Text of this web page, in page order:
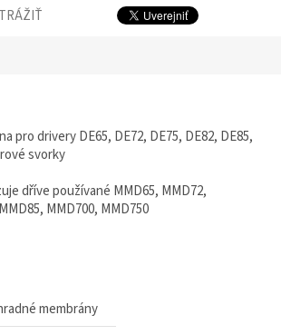
pro drivery DE65, DE72, DE75, DE82, DE85,
svorky
dříve používané MMD65, MMD72,
MMD700, MMD750
membrány